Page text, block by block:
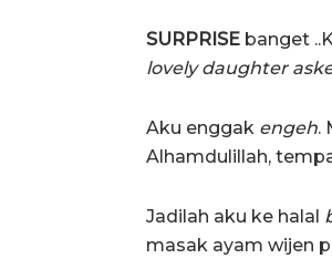
SURPRISE banget
lovely daughter
Aku enggak engeh.
Alhamdulillah,
Jadilah aku ke halal
masak ayam wijen